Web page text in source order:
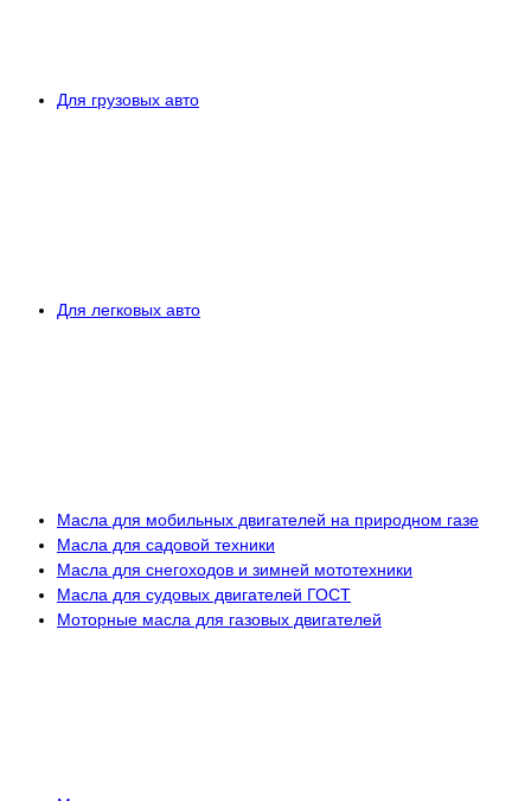
Для грузовых авто
Для легковых авто
Масла для мобильных двигателей на природном газе
Масла для садовой техники
Масла для снегоходов и зимней мототехники
Масла для судовых двигателей ГОСТ
Моторные масла для газовых двигателей